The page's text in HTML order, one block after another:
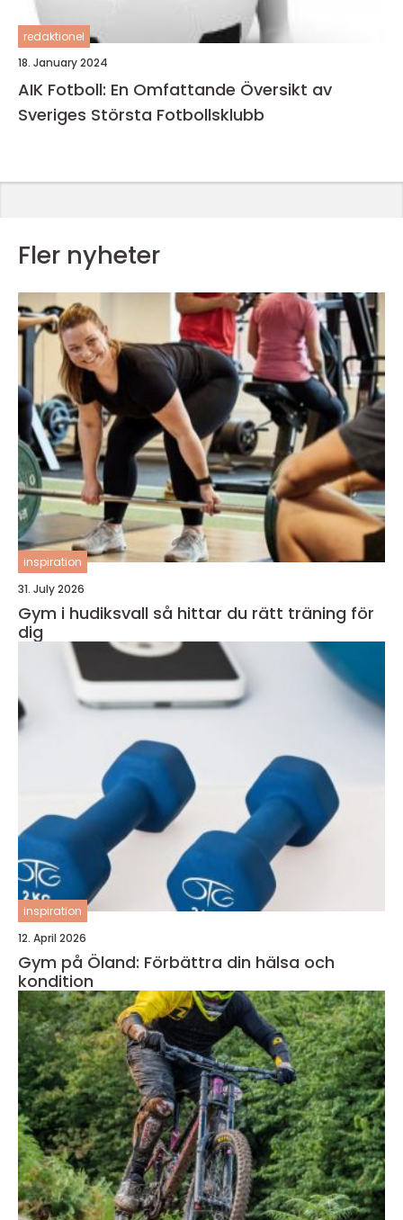
redaktionel
18. January 2024
AIK Fotboll: En Omfattande Översikt av
Sveriges Största Fotbollsklubb
Fler nyheter
inspiration
31. July 2026
Gym i hudiksvall så hittar du rätt träning för
dig
inspiration
12. April 2026
Gym på Öland: Förbättra din hälsa och
kondition